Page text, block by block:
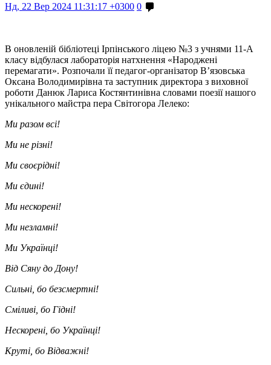
Нд, 22 Вер 2024 11:31:17 +0300 0
В оновленій бібліотеці Ірпінського ліцею №3 з учнями 11-А
класу відбулася лабораторія натхнення «Народжені
перемагати». Розпочали її педагог-організатор В’язовська
Оксана Володимирівна та заступник директора з виховної
роботи Данюк Лариса Костянтинівна словами поезії нашого
унікального майстра пера Світогора Лелеко:
Ми разом всі!
Ми не різні!
Ми своєрідні!
Ми єдині!
Ми нескорені!
Ми незламні!
Ми Українці!
Від Сяну до Дону!
Сильні, бо безсмертні!
Сміливі, бо Гідні!
Нескорені, бо Українці!
Круті, бо Відважні!